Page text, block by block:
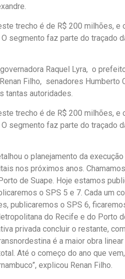
trecho é de R$ 200 milhões, e
segmento faz parte do traçado
Raquel Lyra, o
Filho, senadores Humberto
tantas autoridades.
trecho é de R$ 200 milhões, e
segmento faz parte do traçado
o planejamento da
nos próximos anos.
de Suape. Hoje estamos
o SPS 5 e 7. Cada um
publicaremos o SPS 6,
do Recife e do Porto
privada concluir o restante,
é a maior obra
Até o começo do ano que
explicou Renan Filho.